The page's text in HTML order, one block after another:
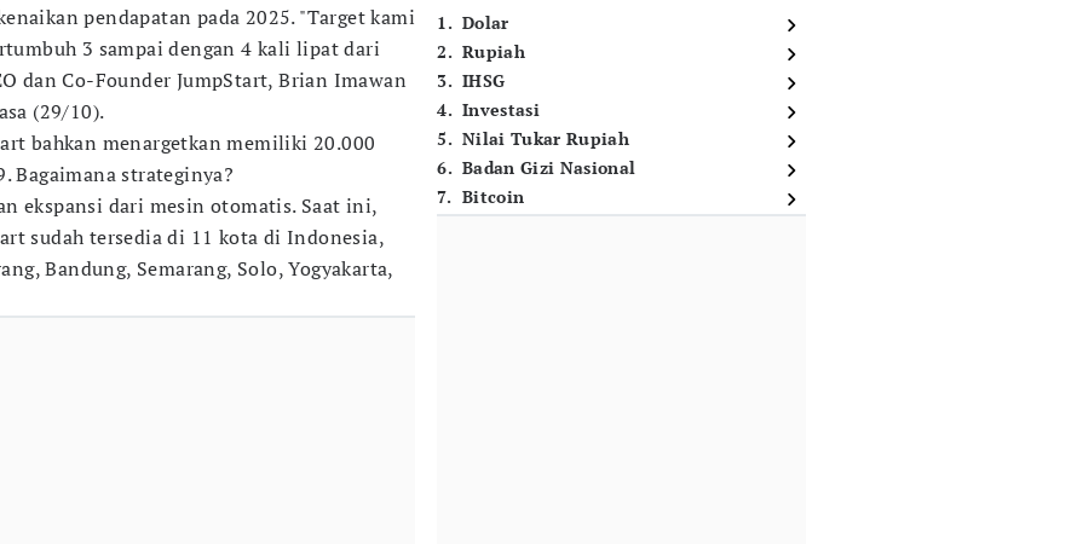
pendapatan pada 2025. "Target kami
3 sampai dengan 4 kali lipat dari
dan Co-Founder JumpStart, Brian Imawan
(29/10).
bahkan menargetkan memiliki 20.000
Bagaimana strateginya?
ekspansi dari mesin otomatis. Saat ini,
sudah tersedia di 11 kota di Indonesia,
Bandung, Semarang, Solo, Yogyakarta,
1. Dolar
2. Rupiah
3. IHSG
4. Investasi
5. Nilai Tukar Rupiah
6. Badan Gizi Nasional
7. Bitcoin